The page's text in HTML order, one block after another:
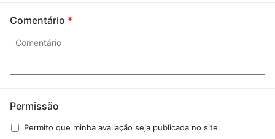
Comentário *
Permissão
Permito que minha avaliação seja publicada no site.